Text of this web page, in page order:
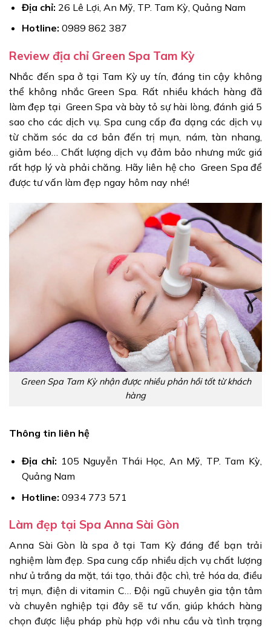
Địa chỉ: 26 Lê Lợi, An Mỹ, TP. Tam Kỳ, Quảng Nam
Hotline: 0989 862 387
Review địa chỉ Green Spa Tam Kỳ
Nhắc đến spa ở tại Tam Kỳ uy tín, đáng tin cậy không
thể không nhắc Green Spa. Rất nhiều khách hàng đã
làm đẹp tại Green Spa và bày tỏ sự hài lòng, đánh giá 5
sao cho các dịch vụ. Spa cung cấp đa dạng các dịch vụ
từ chăm sóc da cơ bản đến trị mụn, nám, tàn nhang,
giảm béo… Chất lượng dịch vụ đảm bảo nhưng mức giá
rất hợp lý và phải chăng. Hãy liên hệ cho Green Spa để
được tư vấn làm đẹp ngay hôm nay nhé!
Green Spa Tam Kỳ nhận được nhiều phản hồi tốt từ khách
hàng
Thông tin liên hệ
Địa chỉ: 105 Nguyễn Thái Học, An Mỹ, TP. Tam Kỳ,
Quảng Nam
Hotline: 0934 773 571
Làm đẹp tại Spa Anna Sài Gòn
Anna Sài Gòn là spa ở tại Tam Kỳ đáng để bạn trải
nghiệm làm đẹp. Spa cung cấp nhiều dịch vụ chất lượng
như ủ trắng da mặt, tái tạo, thải độc chì, trẻ hóa da, điều
trị mụn, điện di vitamin C… Đội ngũ chuyên gia tận tâm
và chuyên nghiệp tại đây sẽ tư vấn, giúp khách hàng
chọn được liệu pháp phù hợp với nhu cầu và tình trạng